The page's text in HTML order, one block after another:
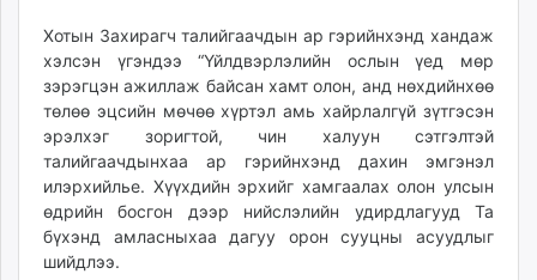
mglradio.com
fact.mn
itoim.mn
tumen.mn
shuum.mn
times.mn
tvmongolia.mn
mass.mn
Хотын Захирагч талийгаачдын ар гэрийнхэнд хандаж
хэлсэн үгэндээ “Үйлдвэрлэлийн ослын үед мөр
зэрэгцэн ажиллаж байсан хамт олон, анд нөхдийнхөө
төлөө эцсийн мөчөө хүртэл амь хайрлалгүй зүтгэсэн
эрэлхэг зоригтой, чин халуун сэтгэлтэй
талийгаачдынхаа ар гэрийнхэнд дахин эмгэнэл
илэрхийлье. Хүүхдийн эрхийг хамгаалах олон улсын
өдрийн босгон дээр нийслэлийн удирдлагууд Та
бүхэнд амласныхаа дагуу орон сууцны асуудлыг
шийдлээ.